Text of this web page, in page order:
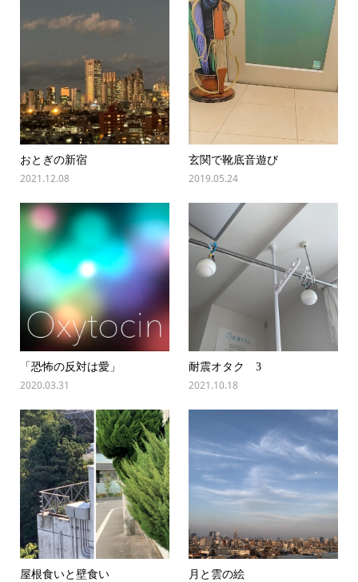
おとぎの新宿
2021.12.08
玄関で靴底音遊び
2019.05.24
「恐怖の反対は愛」
2020.03.31
耐震オタク 3
2021.10.18
屋根食いと壁食い 月と雲の絵